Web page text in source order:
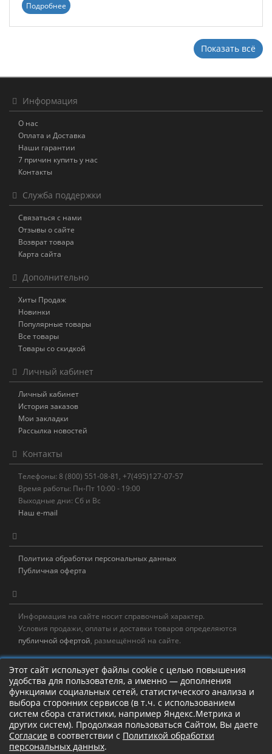
Подробнее
Показать всё
Информация
О нас
Оплата и Доставка
Наши гарантии
7 причин купить у нас
Контакты
Служба поддержки
Связаться с нами
Отзывы о сайте
Возврат товара
Карта сайта
Дополнительно
Хиты Продаж
Новинки
Популярные товары
Все товары
Товары со скидкой
Личный кабинет
Личный кабинет
История заказов
Мои закладки
Рассылка новостей
Контакты
Телефоны: 8 (800) 551-08-81, +7(495)127-07-57
Время работы: Пн-Пт 10:00 - 19:00
Выходные дни: Сб и Вс
Наш e-mail
Политика обработки персональных данных
Публичная оферта
Информация на сайте носит справочный характер.
Условия продажи, оплаты и доставки товаров определяются
публичной офертой, размещённой на сайте.
Новостная рассылка
Новости, акции, распродажи и полезные советы!
Левая панель
Этот сайт использует файлы cookie с целью повышения
удобства для пользователя, а именно — дополнения
функциями социальных сетей, статистического анализа и
выбора сторонних сервисов (в т.ч. с использованием
систем сбора статистики, например Яндекс.Метрика и
других систем). Продолжая пользоваться Сайтом, Вы даете
Согласие в соответствии с Политикой обработки
персональных данных.